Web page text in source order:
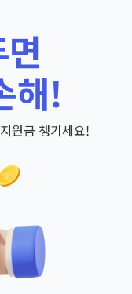
해!
원금 챙기세요!